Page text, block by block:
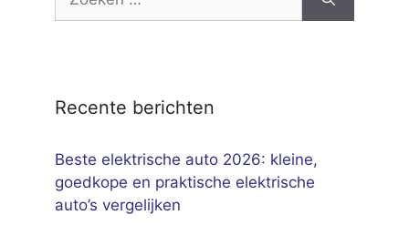
naar:
Recente berichten
Beste elektrische auto 2026: kleine,
goedkope en praktische elektrische
auto’s vergelijken